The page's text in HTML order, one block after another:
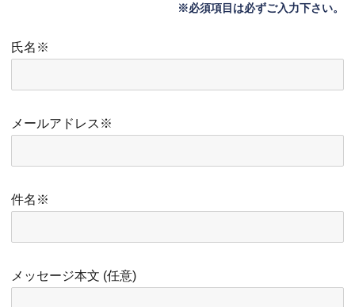
※必須項目は必ずご入力下さい。
氏名※
メールアドレス※
件名※
メッセージ本文 (任意)